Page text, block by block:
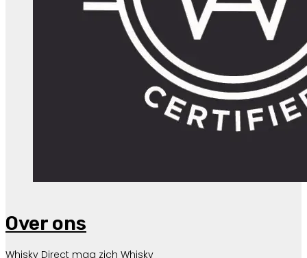
Over ons
Whisky Direct mag zich Whisky